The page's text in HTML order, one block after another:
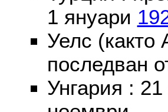
1 януари
Уелс
последван
Унгария :